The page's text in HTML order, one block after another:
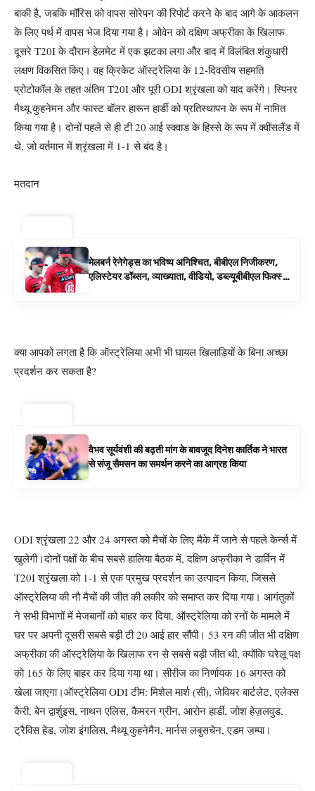
बाकी है, जबकि मॉरिस को वापस सोरेपन की रिपोर्ट करने के बाद आगे के आकलन
के लिए पर्थ में वापस भेज दिया गया है। ओवेन को दक्षिण अफ्रीका के खिलाफ
दूसरे T20I के दौरान हेलमेट में एक झटका लगा और बाद में विलंबित शंकुधारी
लक्षण विकसित किए। वह क्रिकेट ऑस्ट्रेलिया के 12-दिवसीय सहमति
प्रोटोकॉल के तहत अंतिम T20I और पूरी ODI श्रृंखला को याद करेंगे। स्पिनर
मैथ्यू कुहनेमन और फास्ट बॉलर हारून हार्डी को प्रतिस्थापन के रूप में नामित
किया गया है। दोनों पहले से ही टी 20 आई स्क्वाड के हिस्से के रूप में क्वींसलैंड में
थे, जो वर्तमान में श्रृंखला में 1-1 से बंद है।
मतदान
मेलबर्न रेनेगेड्स का भविष्य अनिश्चित, बीबीएल निजीकरण,
एलिस्टेयर डॉब्सन, व्याख्याता, वीडियो, डब्ल्यूबीबीएल फिक्स्चर
क्या आपको लगता है कि ऑस्ट्रेलिया अभी भी घायल खिलाड़ियों के बिना अच्छा
प्रदर्शन कर सकता है?
वैभव सूर्यवंशी की बढ़ती मांग के बावजूद दिनेश कार्तिक ने भारत
से संजू सैमसन का समर्थन करने का आग्रह किया
ODI श्रृंखला 22 और 24 अगस्त को मैचों के लिए मैके में जाने से पहले केर्न्स में
खुलेगी।दोनों पक्षों के बीच सबसे हालिया बैठक में, दक्षिण अफ्रीका ने डार्विन में
T20I श्रृंखला को 1-1 से एक प्रमुख प्रदर्शन का उत्पादन किया, जिससे
ऑस्ट्रेलिया की नौ मैचों की जीत की लकीर को समाप्त कर दिया गया। आगंतुकों
ने सभी विभागों में मेजबानों को बाहर कर दिया, ऑस्ट्रेलिया को रनों के मामले में
घर पर अपनी दूसरी सबसे बड़ी टी 20 आई हार सौंपी। 53 रन की जीत भी दक्षिण
अफ्रीका की ऑस्ट्रेलिया के खिलाफ रन से सबसे बड़ी जीत थी, क्योंकि घरेलू पक्ष
को 165 के लिए बाहर कर दिया गया था। सीरीज का निर्णायक 16 अगस्त को
खेला जाएगा।ऑस्ट्रेलिया ODI टीम: मिशेल मार्श (सी), जेवियर बार्टलेट, एलेक्स
कैरी, बेन द्वार्शुइस, नाथन एलिस, कैमरन ग्रीन, आरोन हार्डी, जोश हेज़लवुड,
ट्रैविस हेड, जोश इंगलिस, मैथ्यू कुहनेमैन, मार्नस लबुसचेन, एडम ज़म्पा।